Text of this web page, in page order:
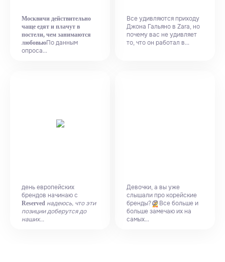
Москвичи действительно
чаще едят и плачут в
постели, чем занимаются
любовьюПо данным
опроса...
Все удивляются приходу
Джона Гальяно в Zara, но
почему вас не удивляет
то, что он работал в...
день европейских
брендов начинаю с
Reserved надеюсь, что эти
позиции доберутся до
наших...
Девочки, а вы уже
слышали про корейские
бренды?😍Все больше и
больше замечаю их на
самых...